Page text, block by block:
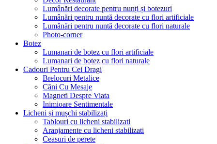
Lumânări decorate pentru nunți și botezuri
Lumânări pentru nuntă decorate cu flori artificiale
Lumânări pentru nuntă decorate cu flori naturale
Photo-corner
Botez
Lumanari de botez cu flori artificiale
Lumanari de botez cu flori naturale
Cadouri Pentru Cei Dragi
Brelocuri Metalice
Căni Cu Mesaje
Magneti Despre Viata
Inimioare Sentimentale
Licheni și mușchi stabilizați
Tablouri cu licheni stabilizati
Aranjamente cu licheni stabilizati
Ceasuri de perete